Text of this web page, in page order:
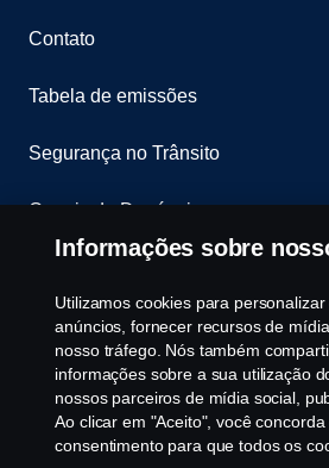
Contato
Tabela de emissões
Segurança no Trânsito
Canais de Denúncia
Programa de Rotulagem Veicular
Política de Cookies
Configurações de cookies
Informações sobre
Utilizamos cookies para
anúncios, fornecer recursos de
nosso tráfego. Nós também
informações sobre a sua utilização
nossos parceiros de mídia social,
Ao clicar em "Aceito", você
consentimento para que todos os